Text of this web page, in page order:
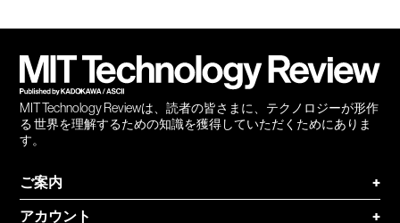
MIT Technology Reviewは、読者の皆さまに、テクノロジーが形作
る 世界を理解するための知識を獲得していただくためにありま
す。
ご案内
+
アカウント
+